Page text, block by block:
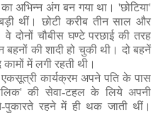
अभिन्न अंग बन गया था। 'छोटिया'
थीं। छोटी करीब तीन साल और
वे दोनों चौबीस घण्टे परछाई की तरह
की शादी हो चुकी थी। दो बहनें
में लगी रहती थी।
कार्यक्रम अपने पति के पास
की सेवा-टहल के लिये अपनी
रहने में ही थक जाती थीं।